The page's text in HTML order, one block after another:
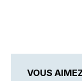
VOUS